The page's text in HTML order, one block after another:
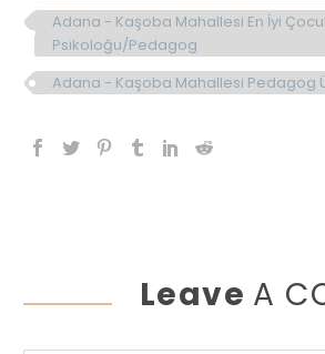
Adana - Kaşoba Mahallesi En İyi
Psikoloğu/Pedagog
Adana - Kaşoba Mahallesi Pedagog
Leave A